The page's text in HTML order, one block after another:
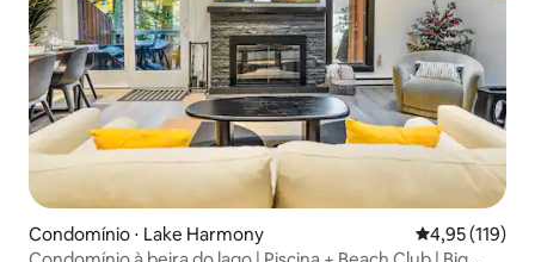
Condomínio ⋅ Lake Harmony 4,95 de uma
4,95 (119)